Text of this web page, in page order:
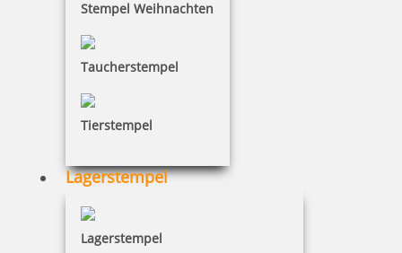
Stempel Weihnachten
Taucherstempel
Tierstempel
Lagerstempel
Lagerstempel
68,47 €
Jetzt gestalten